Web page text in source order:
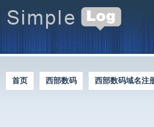
首页 西部数码 西部数码域名注